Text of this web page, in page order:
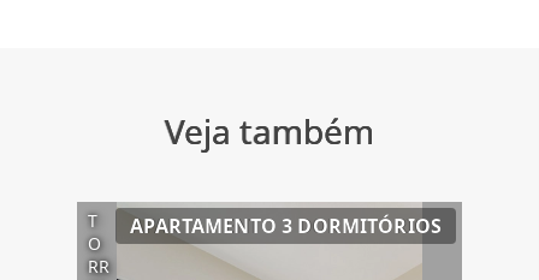
Veja também
T
O
RR
APARTAMENTO 3 DORMITÓRIOS